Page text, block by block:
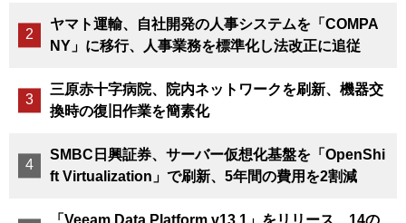
ヤマト運輸、自社開発の人事システムを「COMPA
NY」に移行、人事業務を標準化し法改正に追従
三原赤十字病院、院内ネットワークを刷新、機器交
換時の復旧作業を簡素化
SMBC日興証券、サーバー仮想化基盤を「OpenShi
ft Virtualization」で刷新、5年間の費用を2割減
「Veeam Data Platform v13.1」をリリース、14の